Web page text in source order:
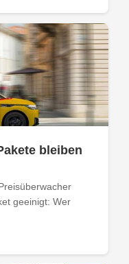
bleiben
geeinigt: Wer